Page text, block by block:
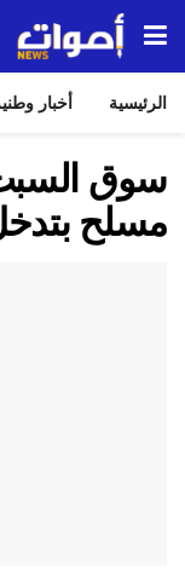
الرئيسية أخبار
سوق
مسلح